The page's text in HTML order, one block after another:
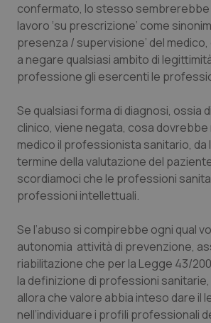
Sardegna
Sicilia
Umbria
Valle D’Aosta
Veneto
Malattia di Crohn &
Neuroscienze & patologie
Oftalmologia
Oncodermatologia
Oncoematologia
Oncologia & Nutrizione
Psoriasi & pelle
Quotidiano Cardiologia
confermato, lo stesso
lavoro ‘su prescrizione’ come
presenza / supervisione’ del
a negare qualsiasi ambito di
professione gli esercenti le
Se qualsiasi forma di diagnosi, ossia
clinico, viene negata, cosa
medico il professionista sanitario, da
termine della valutazione del
scordiamoci che le professioni
professioni intellettuali.
Se l’abuso si compirebbe ogni qual
autonomia attività di prevenzione,
riabilitazione che per la Legge 43/
la definizione di professioni
allora che valore abbia inteso dare il
nell’individuare i profili professionali